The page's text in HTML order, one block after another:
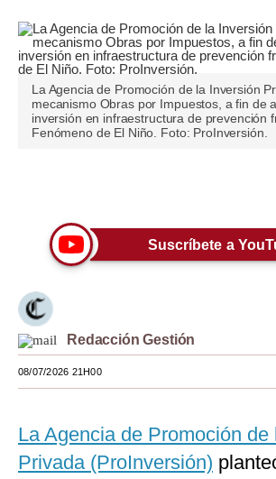
Opinión
Editorial
Pregunta de hoy
Viajes
Moda
Estilos
México
España
La Agencia de Promoción de la Inversión
mecanismo Obras por Impuestos, a fin de
inversión en infraestructura de prevención
Fenómeno de El Niño. Foto: ProInversión.
Suscríbete a
Redacción Gestión
08/07/2026 21H00
La Agencia de Promoción de
Privada (ProInversión)